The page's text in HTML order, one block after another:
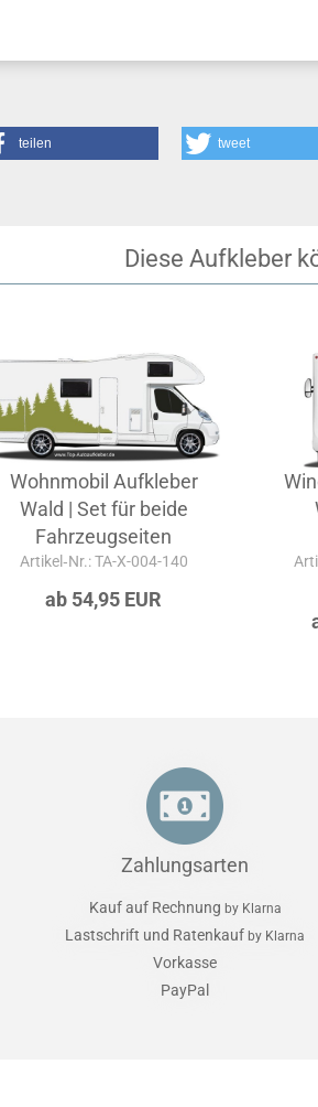
teilen tweet
Diese Aufkleber
Wohnmobil Aufkleber
Wald | Set für beide
Fahrzeugseiten
Artikel‑Nr.: TA-X-004-140
ab 54,95 EUR
Zahlungsarten
Kauf auf Rechnung by Klarna
Lastschrift und Ratenkauf by Klarna
Vorkasse
PayPal